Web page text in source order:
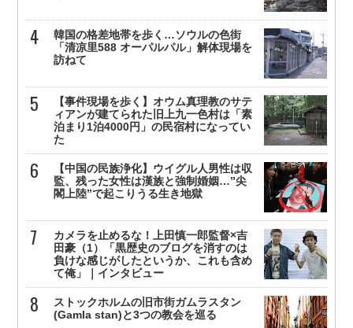
韓国の格差地帯を歩く…ソウルの色街
「清凉里588 オーパルパル」解体現場を
訪ねて
【事件現場を歩く】オウム真理教のサテ
ィアンが建てられた旧上九一色村は「素
泊まり1泊4000円」の民宿村になってい
た
【中国の民族浄化】ウイグル人男性は収
監、残った女性は漢族と強制婚姻…”尖
閣上陸”で起こりうる生き地獄
カメラを止めるな！上田慎一郎監督×吉
田豪（1）「黒歴史のブログを消すのは
負けな感じがしたというか、これも含め
て俺」｜インタビュー
ストックホルムの旧市街ガムラスタン
(Gamla stan)と3つの教会を巡る